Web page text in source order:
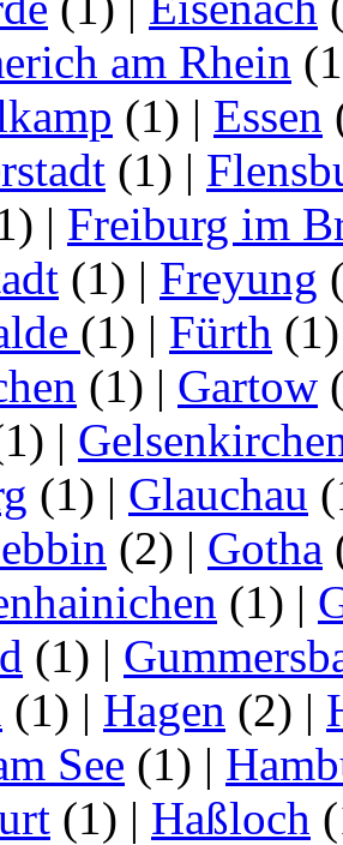
am Rhein
(1) | Essen
(1) |
| Freiburg im
(1) | Freyung
(1) | Fürth
(1) | Gartow
|
(1) | Glauchau
(2) | Gotha
(1) |
(1) |
(1) | Hagen (2) |
See (1) |
(1) | Haßloch